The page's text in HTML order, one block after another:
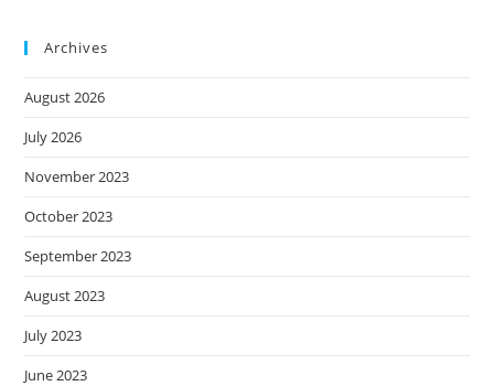
Archives
August 2026
July 2026
November 2023
October 2023
September 2023
August 2023
July 2023
June 2023